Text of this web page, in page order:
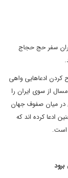
سفر حج حجاج
کردن ادعاهایی واهی
از سوی ایران را
در میان صفوف جهان
ادعا کرده اند که
است.